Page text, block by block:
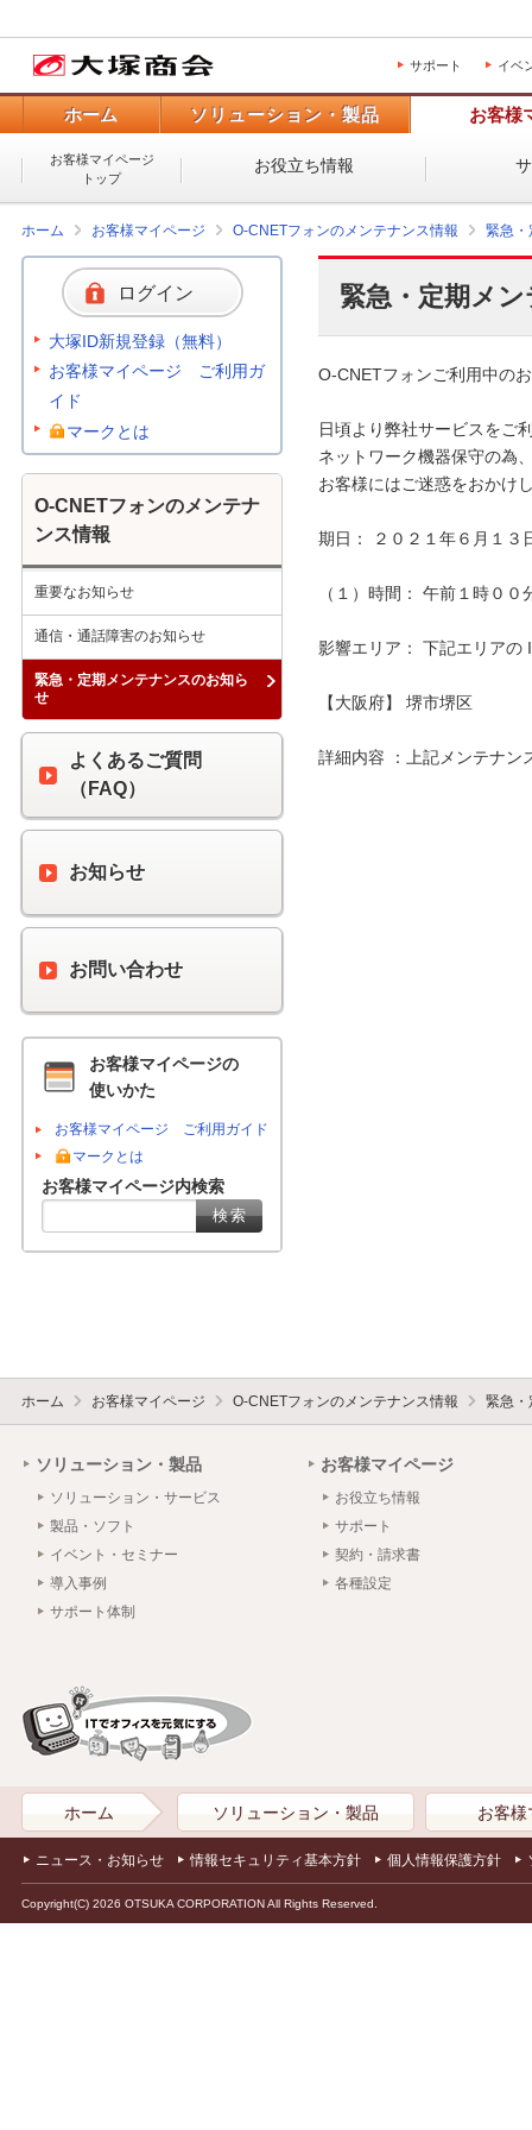
サポート イベ
ホーム ソリューション・製品 お客様
お客様マイページ
トップ
お役立ち情報
ホーム お客様マイページ O-CNETフォンのメンテナンス情報 緊急・
緊急・定期メ
O-CNETフォンご利用中の
日頃より弊社サービスをご
ネットワーク機器保守の為
お客様にはご迷惑をおかけ
期日： ２０２１年６月１３
（１）時間： 午前１時０
影響エリア： 下記エリアの
【大阪府】 堺市堺区
詳細内容 ：上記メンテナン
ログイン
大塚ID新規登録（無料）
お客様マイページ ご利用ガ
イド
マークとは
O-CNETフォンのメンテナ
ンス情報
重要なお知らせ
通信・通話障害のお知らせ
緊急・定期メンテナンスのお知ら
せ
よくあるご質問
（FAQ）
お知らせ
お問い合わせ
お客様マイページの
使いかた
お客様マイページ ご利用ガイド
マークとは
お客様マイページ内検索
ホーム お客様マイページ O-CNETフォンのメンテナンス情報 緊急・
ソリューション・製品
ソリューション・サービス
製品・ソフト
イベント・セミナー
導入事例
サポート体制
お客様マイページ
お役立ち情報
サポート
契約・請求書
各種設定
ホーム ソリューション・製品 お客様
ニュース・お知らせ 情報セキュリティ基本方針 個人情報保護方針
Copyright(C) 2026 OTSUKA CORPORATION All Rights Reserved.